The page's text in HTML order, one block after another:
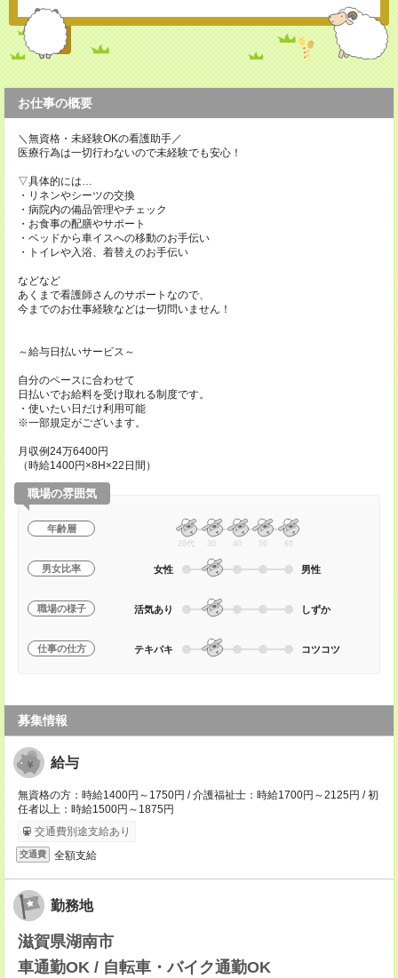
お仕事の概要
＼無資格・未経験OKの看護助手／
医療行為は一切行わないので未経験でも安心！
▽具体的には…
・リネンやシーツの交換
・病院内の備品管理やチェック
・お食事の配膳やサポート
・ベッドから車イスへの移動のお手伝い
・トイレや入浴、着替えのお手伝い
などなど
あくまで看護師さんのサポートなので、
今までのお仕事経験などは一切問いません！
～給与日払いサービス～
自分のペースに合わせて
日払いでお給料を受け取れる制度です。
・使いたい日だけ利用可能
※一部規定がございます。
月収例24万6400円
（時給1400円×8H×22日間）
職場の雰囲気
年齢層
20代 30 40 50 60
男女比率 女性 男性
職場の様子 活気あり しずか
仕事の仕方 テキパキ コツコツ
募集情報
給与
無資格の方：時給1400円～1750円 / 介護福祉士：時給1700円～2125円 / 初
任者以上：時給1500円～1875円
交通費別途支給あり
交通費 全額支給
勤務地
滋賀県湖南市
車通勤OK / 自転車・バイク通勤OK